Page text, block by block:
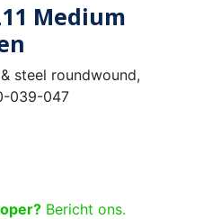
Medium
steel roundwound,
039-047
Bericht ons.